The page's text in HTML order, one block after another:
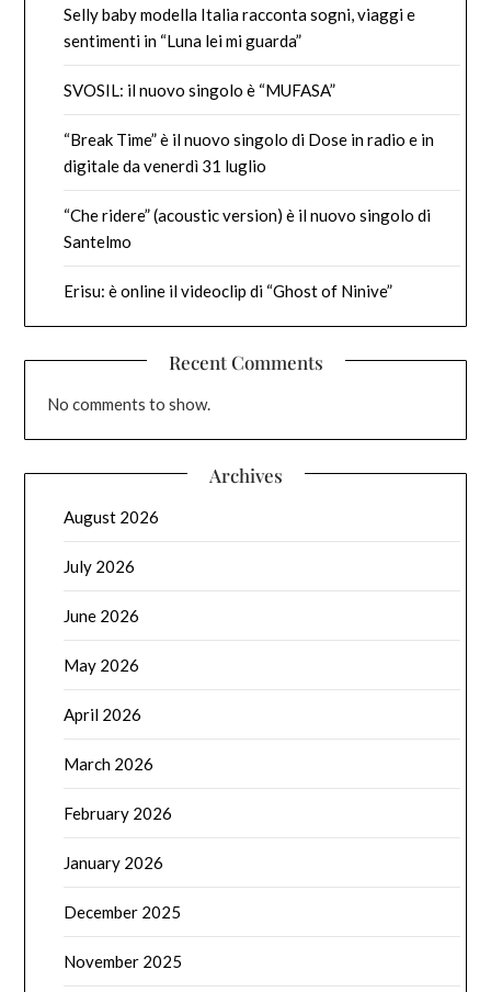
Selly baby modella Italia racconta sogni, viaggi e
sentimenti in “Luna lei mi guarda”
SVOSIL: il nuovo singolo è “MUFASA”
“Break Time” è il nuovo singolo di Dose in radio e in
digitale da venerdì 31 luglio
“Che ridere” (acoustic version) è il nuovo singolo di
Santelmo
Erisu: è online il videoclip di “Ghost of Ninive”
Recent Comments
No comments to show.
Archives
August 2026
July 2026
June 2026
May 2026
April 2026
March 2026
February 2026
January 2026
December 2025
November 2025